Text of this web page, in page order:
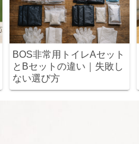
BOS非常用トイレAセット
とBセットの違い｜失敗し
ない選び方